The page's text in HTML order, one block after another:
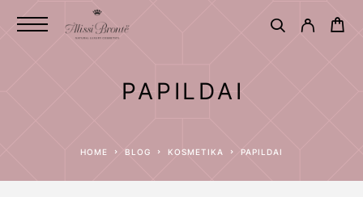
PAPILDAI
HOME BLOG KOSMETIKA PAPILDAI